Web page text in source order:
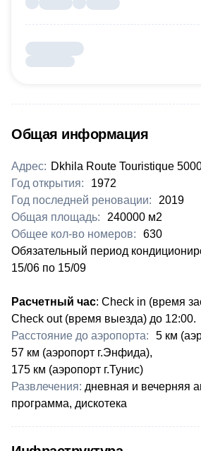
Общая информация
Адрес: Dkhila Route Touristique
Год открытия:
1972
Год последней реновации:
2019
Общая площадь:
240000 м2
Общее кол-во номеров:
630
​Обязательный период
15/06 по 15/09
Расчетный час: Check in (время
Check out (время выезда) до 12:00.
Расстояние до аэропорта:
5 км
57 км (аэропорт г.Энфида),
175 км (аэропорт г.Тунис)
Развлечения: дневная и вечерняя
программа, дискотека